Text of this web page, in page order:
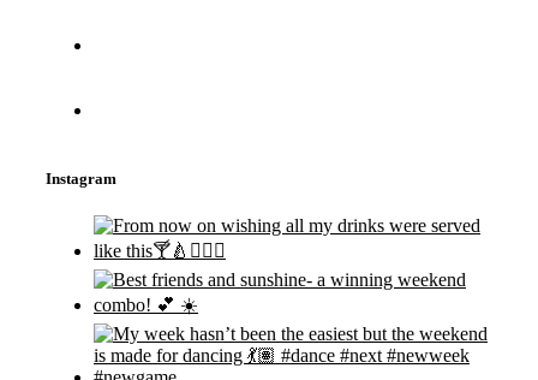
Instagram